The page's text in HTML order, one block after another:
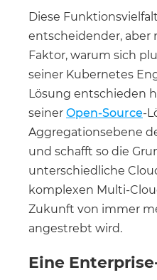
Diese
entscheidender, aber
Faktor, warum sich
seiner Kubernetes
Lösung entschieden
seiner Open-Source-
Aggregationsebene
und schafft so die
unterschiedliche
komplexen Multi-
Zukunft von immer
angestrebt wird.
Eine